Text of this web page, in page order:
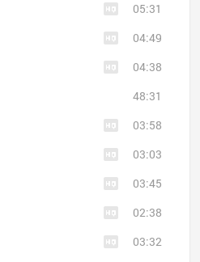
05:31
04:49
04:38
48:31
03:58
03:03
03:45
02:38
03:32